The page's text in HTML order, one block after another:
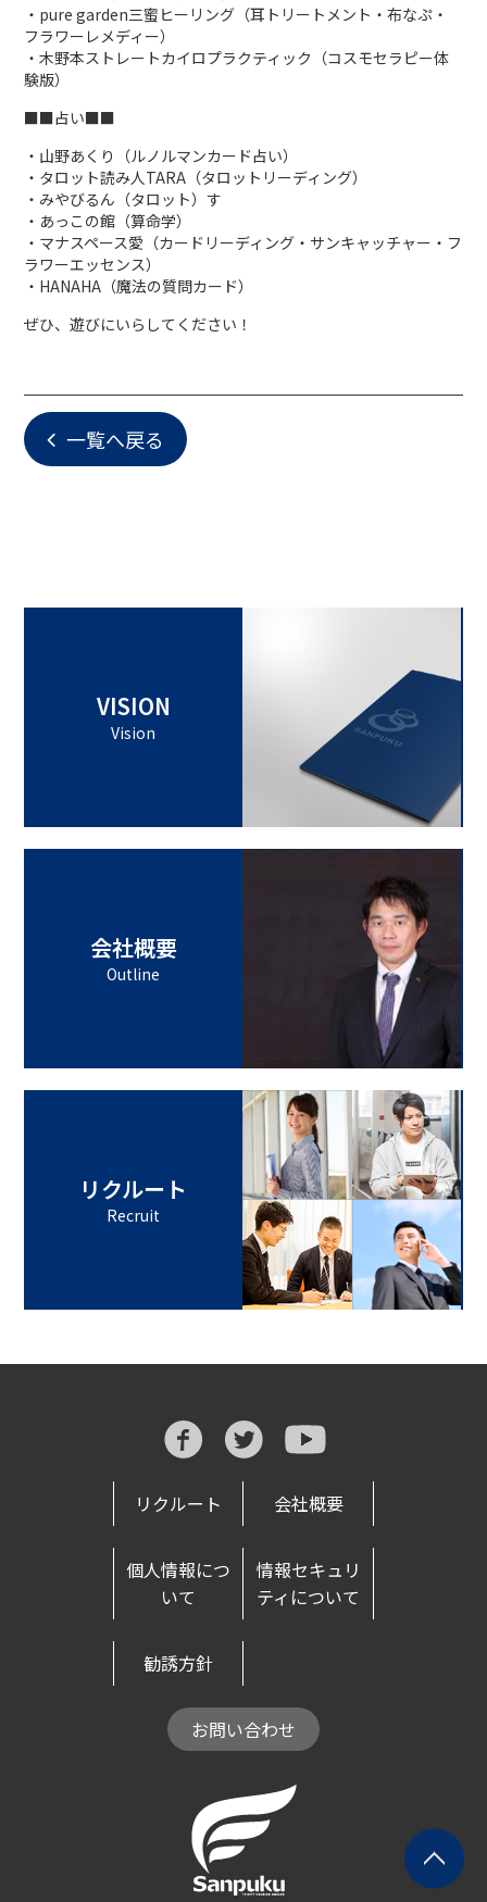
・pure garden三蜜ヒーリング（耳トリートメント・布なぷ・
フラワーレメディー）
・木野本ストレートカイロプラクティック（コスモセラピー体
験版）
■■占い■■
・山野あくり（ルノルマンカード占い）
・タロット読み人TARA（タロットリーディング）
・みやびるん（タロット）す
・あっこの館（算命学）
・マナスペース愛（カードリーディング・サンキャッチャー・フ
ラワーエッセンス）
・HANAHA（魔法の質問カード）
ぜひ、遊びにいらしてください！
一覧へ戻る
VISION
Vision
会社概要
Outline
リクルート
Recruit
リクルート 会社概要
個人情報につ
いて
情報セキュリ
ティについて
勧誘方針
お問い合わせ